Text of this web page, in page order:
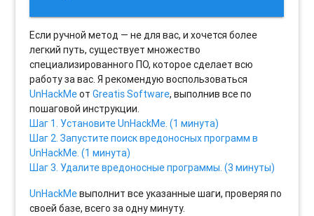
Если ручной метод — не для вас, и хочется более
легкий путь, существует множество
специализированного ПО, которое сделает всю
работу за вас. Я рекомендую воспользоваться
UnHackMeотGreatis Software, выполнив все по
пошаговой инструкции.
Шаг 1. Установите UnHackMe. (1 минута)
Шаг 2. Запустите поиск вредоносных программ в
UnHackMe. (1 минута)
Шаг 3. Удалите вредоносные программы. (3 минуты)
UnHackMeвыполнит все указанные шаги, проверяя по
своей базе, всего за одну минуту.